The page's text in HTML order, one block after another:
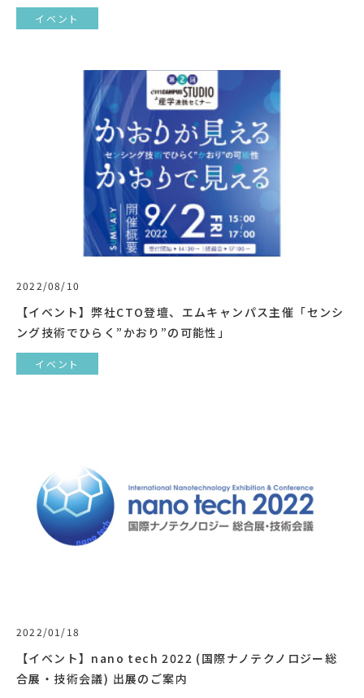
イベント
2022/08/10
【イベント】弊社CTO登壇、エムキャンパス主催「センシ
ング技術でひらく”かおり”の可能性」
イベント
2022/01/18
【イベント】nano tech 2022 (国際ナノテクノロジー総
合展・技術会議) 出展のご案内